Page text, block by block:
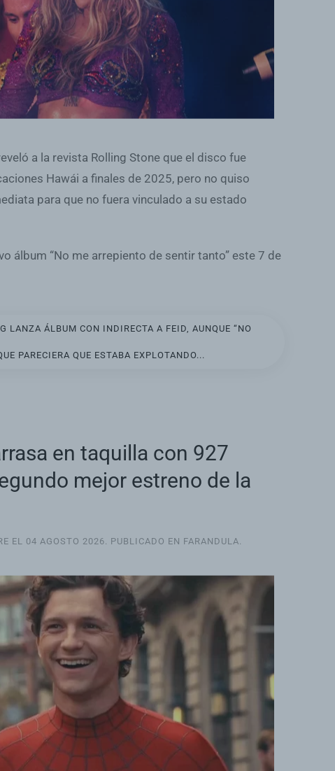
a la revista Rolling Stone que el disco fue
Hawái a finales de 2025, pero no quiso
para que no fuera vinculado a su estado
álbum “No me arrepiento de sentir tanto” este 7 de
LANZA ÁLBUM CON INDIRECTA A FEID, AUNQUE “NO
PARECIERA QUE ESTABA EXPLOTANDO...
en taquilla con 927
mejor estreno de la
EL 04 AGOSTO 2026 . PUBLICADO EN FARANDULA